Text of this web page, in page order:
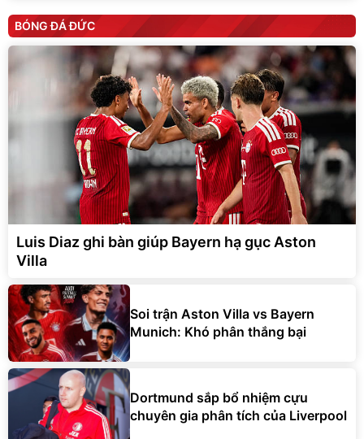
BÓNG ĐÁ ĐỨC
Luis Diaz ghi bàn giúp Bayern hạ gục Aston
Villa
Soi trận Aston Villa vs Bayern
Munich: Khó phân thắng bại
Dortmund sắp bổ nhiệm cựu
chuyên gia phân tích của Liverpool